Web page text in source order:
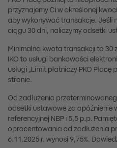
przyznajemy Ci w określonej
aby wykonywać transakcje. Jeśli
ciągu 30 dni, naliczymy odsetki
Minimalna kwota transakcji to 30
IKO to usługi bankowości
usługi „Limit płatniczy PKO
stronie.
Od zadłużenia
odsetki ustawowe za opóźnienie
referencyjnej NBP i 5,5 p.p.
oprocentowania od zadłużenia
6.11.2025 r. wynosi 9,75%.